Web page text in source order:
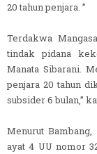
20 tahun penjara. ”
Terdakwa
tindak pidana
Manata Sibarani.
penjara 20 tahun
subsider 6 bulan,”
Menurut
ayat 4 UU nomor